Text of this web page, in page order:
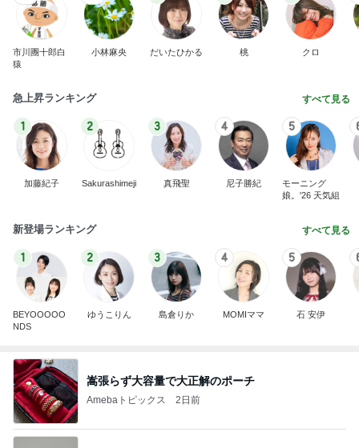
市川團十郎白
猿
小林麻央 だいたひかる 桃 クロ
急上昇ランキング すべて見る
1
加藤紀子
2
Sakurashimeji
3
真飛聖
4
尼子勝紀
5
モーニング
娘。'26 天気組
新登場ランキング すべて見る
1
BEYOOOOO
NDS
2
ゆうこりん
3
島倉りか
4
MOMIママ
5
石 安伊
嵩張らず大容量で大正解のポーチ
Amebaトピックス 2日前